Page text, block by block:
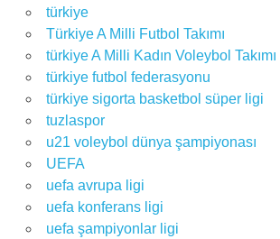
türkiye
Türkiye A Milli Futbol Takımı
türkiye A Milli Kadın Voleybol Takımı
türkiye futbol federasyonu
türkiye sigorta basketbol süper ligi
tuzlaspor
u21 voleybol dünya şampiyonası
UEFA
uefa avrupa ligi
uefa konferans ligi
uefa şampiyonlar ligi